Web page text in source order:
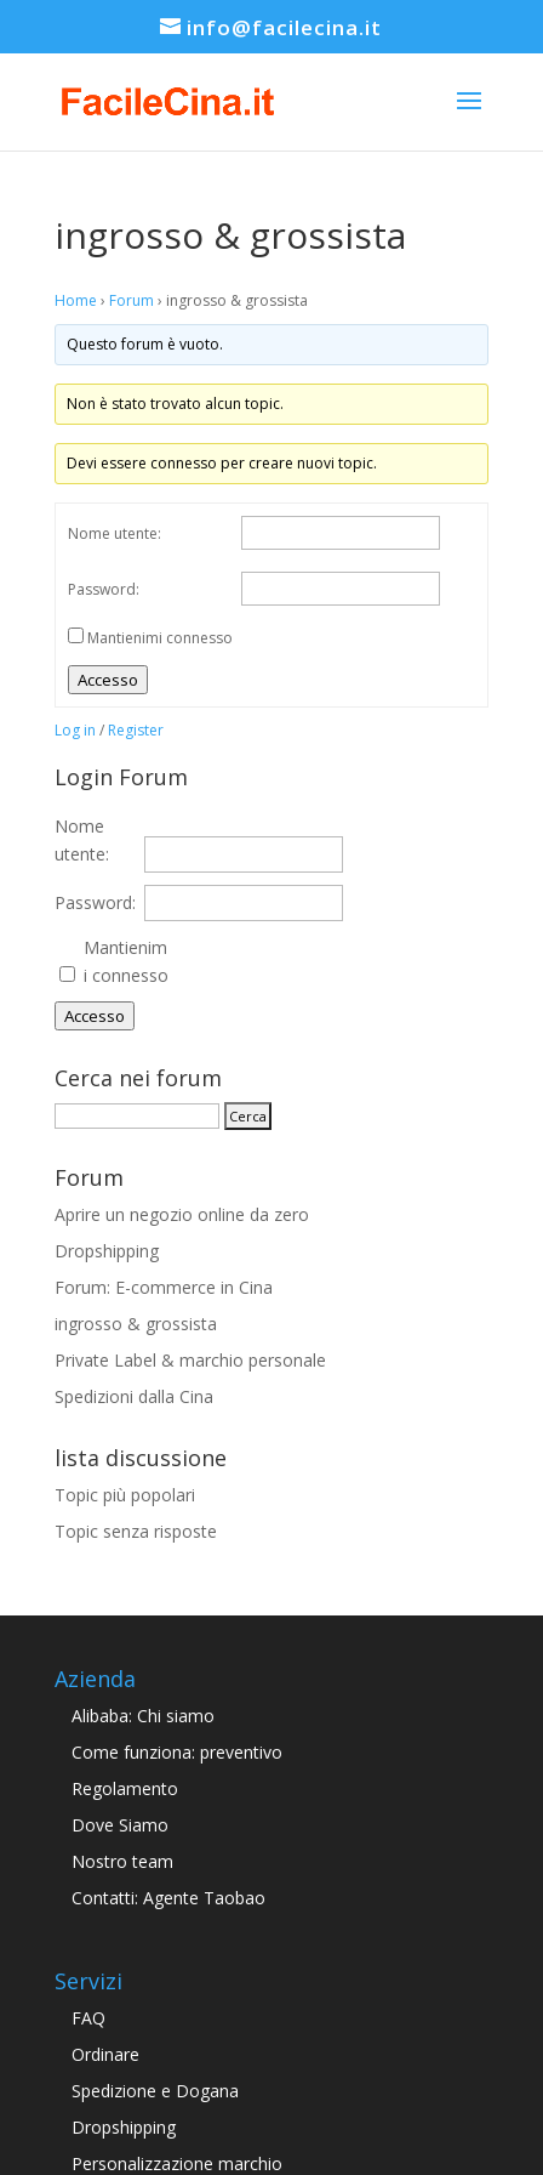
info@facilecina.it
ingrosso & grossista
Home › Forum › ingrosso & grossista
Questo forum è vuoto.
Non è stato trovato alcun topic.
Devi essere connesso per creare nuovi topic.
Nome utente:
Password:
Mantienimi connesso
Accesso
Log in / Register
Login Forum
Nome
utente:
Password:
Mantienim
i connesso
Accesso
Cerca nei forum
Forum
Aprire un negozio online da zero
Dropshipping
Forum: E-commerce in Cina
ingrosso & grossista
Private Label & marchio personale
Spedizioni dalla Cina
lista discussione
Topic più popolari
Topic senza risposte
Azienda
Alibaba: Chi siamo
Come funziona: preventivo
Regolamento
Dove Siamo
Nostro team
Contatti: Agente Taobao
Servizi
FAQ
Ordinare
Spedizione e Dogana
Dropshipping
Personalizzazione marchio